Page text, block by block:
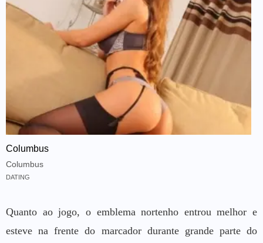
Columbus
Columbus
DATING
Quanto ao jogo, o emblema nortenho entrou melhor e
esteve na frente do marcador durante grande parte do